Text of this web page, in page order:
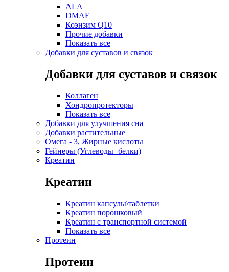
ALA
DMAE
Коэнзим Q10
Прочие добавки
Показать все
Добавки для суставов и связок
Добавки для суставов и связок
Коллаген
Хондропротекторы
Показать все
Добавки для улучшения сна
Добавки растительные
Омега - 3, Жирные кислоты
Гейнеры (Углеводы+белки)
Креатин
Креатин
Креатин капсулы\таблетки
Креатин порошковый
Креатин с транспортной системой
Показать все
Протеин
Протеин